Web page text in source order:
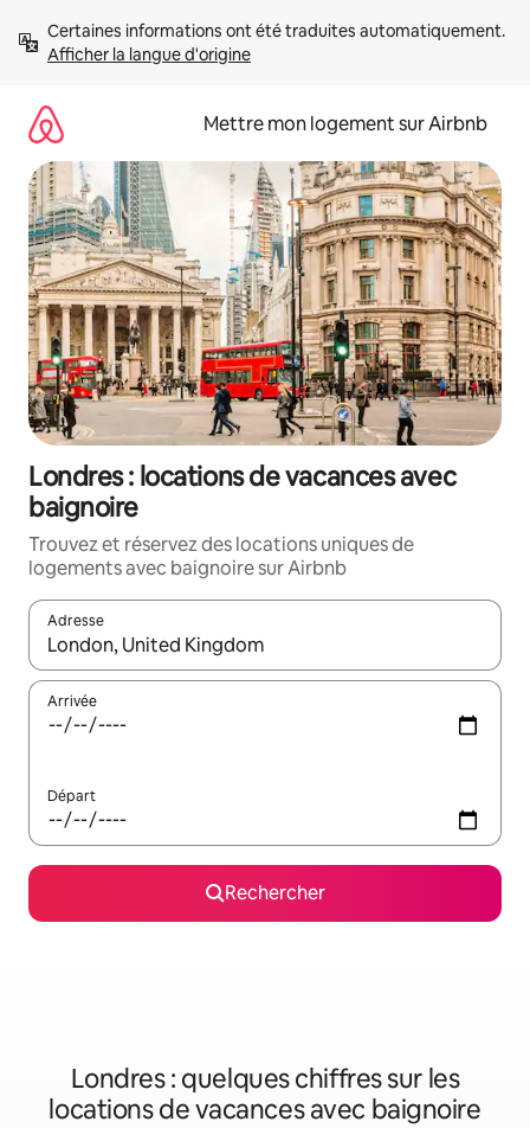
directement
Afficher la langue d'origine
Mettre mon logement sur Airbnb
Londres : locations de vacances avec
baignoire
Trouvez et réservez des locations uniques de
logements avec baignoire sur Airbnb
Adresse
Lorsque les résultats s'affichent, utilisez les flèches vers le
Arrivée
Départ
Rechercher
Londres : quelques chiffres sur les
locations de vacances avec baignoire